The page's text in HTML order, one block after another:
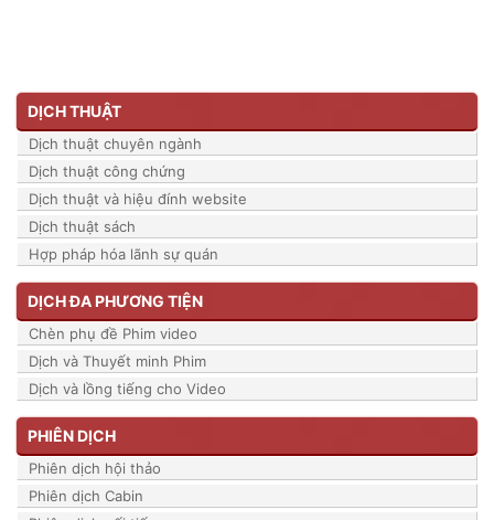
DỊCH THUẬT
Dịch thuật chuyên ngành
Dịch thuật công chứng
Dịch thuật và hiệu đính website
Dịch thuật sách
Hợp pháp hóa lãnh sự quán
DỊCH ĐA PHƯƠNG TIỆN
Chèn phụ đề Phim video
Dịch và Thuyết minh Phim
Dịch và lồng tiếng cho Video
PHIÊN DỊCH
Phiên dịch hội thảo
Phiên dịch Cabin